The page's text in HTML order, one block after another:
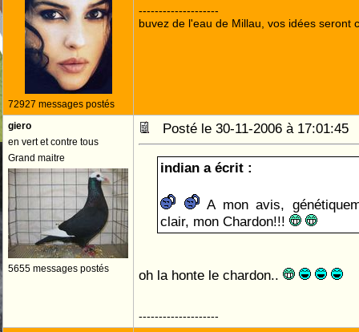
72927 messages postés
--------------------
buvez de l'eau de Millau, vos idées seront
giero
en vert et contre tous
Grand maitre
5655 messages postés
Posté le 30-11-2006 à
indian a écrit :
A mon avis,
clair, mon Chardon!!!
oh la honte le chardon..
--------------------